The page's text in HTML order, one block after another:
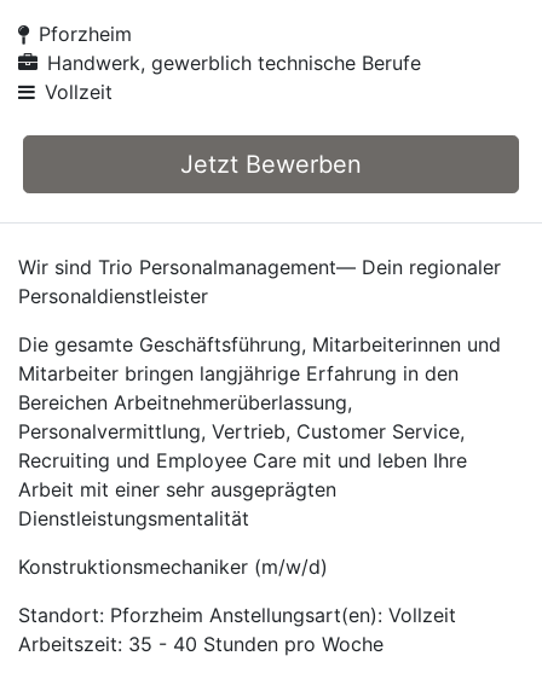
Pforzheim
Handwerk, gewerblich technische Berufe
Vollzeit
Jetzt Bewerben
Wir sind Trio Personalmanagement— Dein regionaler
Personaldienstleister
Die gesamte Geschäftsführung, Mitarbeiterinnen und
Mitarbeiter bringen langjährige Erfahrung in den
Bereichen Arbeitnehmerüberlassung,
Personalvermittlung, Vertrieb, Customer Service,
Recruiting und Employee Care mit und leben Ihre
Arbeit mit einer sehr ausgeprägten
Dienstleistungsmentalität
Konstruktionsmechaniker (m/w/d)
Standort: Pforzheim Anstellungsart(en): Vollzeit
Arbeitszeit: 35 - 40 Stunden pro Woche